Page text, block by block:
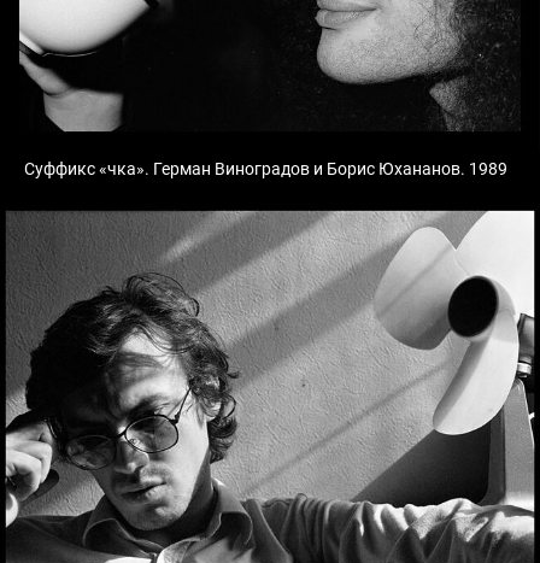
Суффикс «чка». Герман Виноградов и Борис Юхананов. 1989